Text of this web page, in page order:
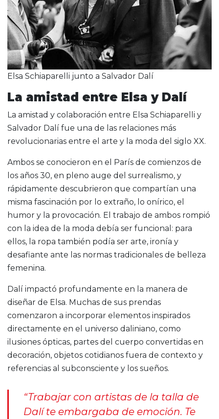
Elsa Schiaparelli junto a Salvador Dalí
La amistad entre Elsa y Dalí
La amistad y colaboración entre Elsa Schiaparelli y
Salvador Dalí fue una de las relaciones más
revolucionarias entre el arte y la moda del siglo XX.
Ambos se conocieron en el París de comienzos de
los años 30, en pleno auge del surrealismo, y
rápidamente descubrieron que compartían una
misma fascinación por lo extraño, lo onírico, el
humor y la provocación. El trabajo de ambos rompió
con la idea de la moda debía ser funcional: para
ellos, la ropa también podía ser arte, ironía y
desafiante ante las normas tradicionales de belleza
femenina.
Dalí impactó profundamente en la manera de
diseñar de Elsa. Muchas de sus prendas
comenzaron a incorporar elementos inspirados
directamente en el universo daliniano, como
ilusiones ópticas, partes del cuerpo convertidas en
decoración, objetos cotidianos fuera de contexto y
referencias al subconsciente y los sueños.
“Trabajar con artistas de la talla de
Dalí te embargaba de emoción. Te